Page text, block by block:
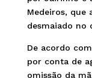
Medeiros, que
desmaiado no
De acordo
por conta de
omissão da